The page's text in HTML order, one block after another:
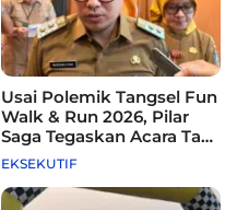
Usai Polemik Tangsel Fun
Walk & Run 2026, Pilar
Saga Tegaskan Acara Tak
Difasilitasi Pemkot
EKSEKUTIF